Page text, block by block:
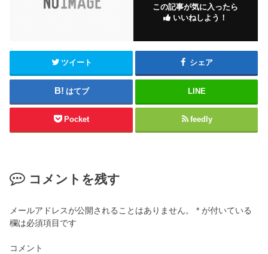
この記事が気に入ったら
いいねしよう！
ツイート シェア
はてブ LINE
Pocket feedly
コメントを残す
メールアドレスが公開されることはありません。 * が付いている
欄は必須項目です
コメント